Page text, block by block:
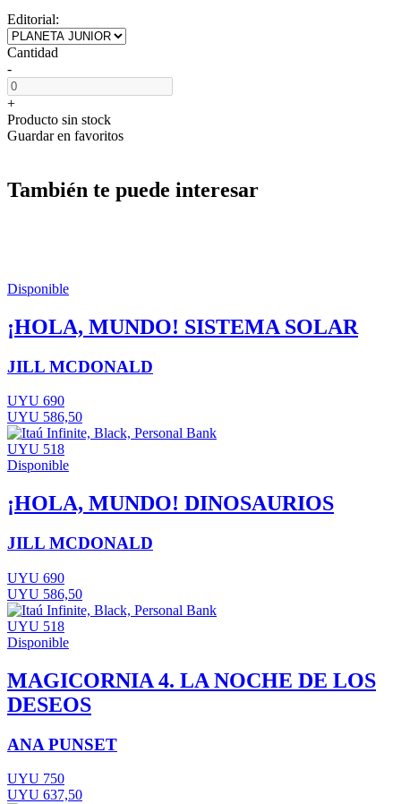
Editorial:
Cantidad
-
+
Producto sin stock
Guardar en favoritos
También te puede interesar
Disponible
¡HOLA, MUNDO! SISTEMA SOLAR
JILL MCDONALD
UYU 690
UYU 586,50
UYU 518
Disponible
¡HOLA, MUNDO! DINOSAURIOS
JILL MCDONALD
UYU 690
UYU 586,50
UYU 518
Disponible
MAGICORNIA 4. LA NOCHE DE LOS
DESEOS
ANA PUNSET
UYU 750
UYU 637,50